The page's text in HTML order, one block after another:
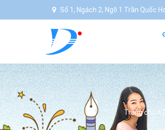
Số 1, Ngách 2, Ngõ 1 Trần Quốc
Trang chủ